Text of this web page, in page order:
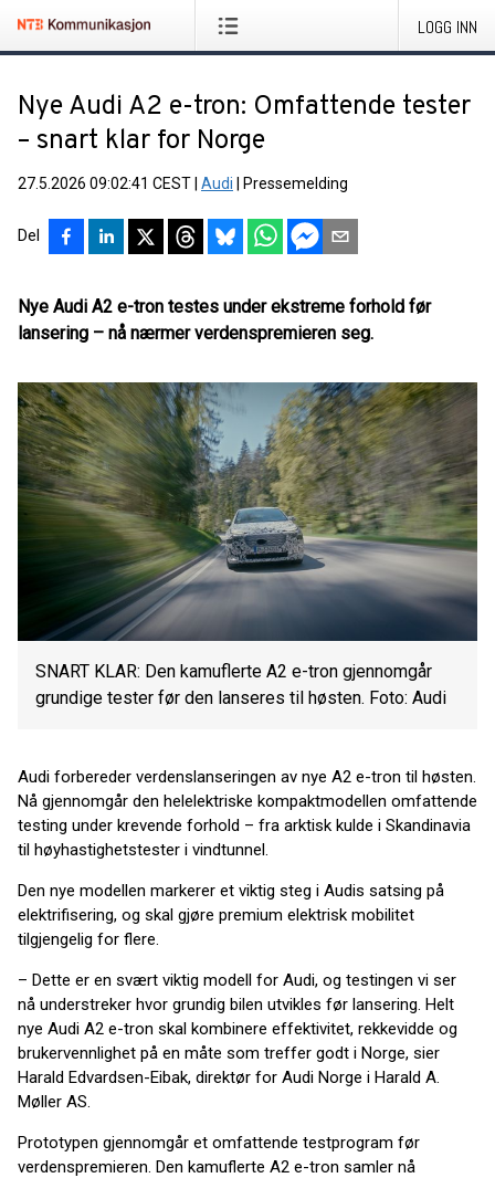
LOGG INN
Nye Audi A2 e-tron: Omfattende tester
– snart klar for Norge
27.5.2026 09:02:41 CEST Audi Pressemelding
Del
Nye Audi A2 e-tron testes under ekstreme forhold før
lansering – nå nærmer verdenspremieren seg.
SNART KLAR: Den kamuflerte A2 e-tron gjennomgår
grundige tester før den lanseres til høsten. Foto: Audi
Audi forbereder verdenslanseringen av nye A2 e-tron til høsten.
Nå gjennomgår den helelektriske kompaktmodellen omfattende
testing under krevende forhold – fra arktisk kulde i Skandinavia
til høyhastighetstester i vindtunnel.
Den nye modellen markerer et viktig steg i Audis satsing på
elektrifisering, og skal gjøre premium elektrisk mobilitet
tilgjengelig for flere.
– Dette er en svært viktig modell for Audi, og testingen vi ser
nå understreker hvor grundig bilen utvikles før lansering. Helt
nye Audi A2 e-tron skal kombinere effektivitet, rekkevidde og
brukervennlighet på en måte som treffer godt i Norge, sier
Harald Edvardsen-Eibak, direktør for Audi Norge i Harald A.
Møller AS.
Prototypen gjennomgår et omfattende testprogram før
verdenspremieren. Den kamuflerte A2 e-tron samler nå